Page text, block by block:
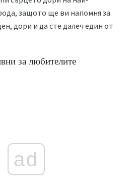
защото ще ви напомня за
дори и да сте далеч един от
за любителите
ad